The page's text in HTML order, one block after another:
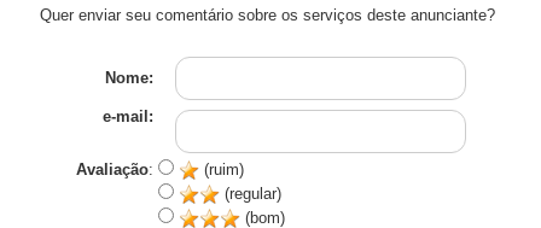
Quer enviar seu comentário sobre os serviços deste anunciante?
Nome:
e-mail:
Avaliação:
(ruim)
(regular)
(bom)